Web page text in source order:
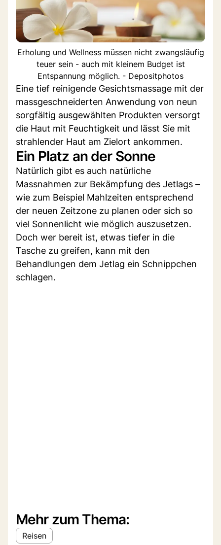
Erholung und Wellness müssen nicht zwangsläufig
teuer sein - auch mit kleinem Budget ist
Entspannung möglich. - Depositphotos
Eine tief reinigende Gesichtsmassage mit der
massgeschneiderten Anwendung von neun
sorgfältig ausgewählten Produkten versorgt
die Haut mit Feuchtigkeit und lässt Sie mit
strahlender Haut am Zielort ankommen.
Ein Platz an der Sonne
Natürlich gibt es auch natürliche
Massnahmen zur Bekämpfung des Jetlags –
wie zum Beispiel Mahlzeiten entsprechend
der neuen Zeitzone zu planen oder sich so
viel Sonnenlicht wie möglich auszusetzen.
Doch wer bereit ist, etwas tiefer in die
Tasche zu greifen, kann mit den
Behandlungen dem Jetlag ein Schnippchen
schlagen.
Mehr zum Thema:
Reisen